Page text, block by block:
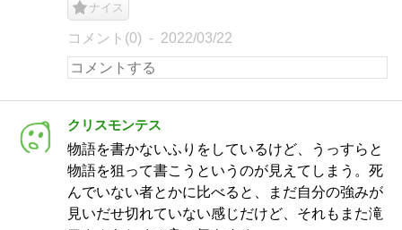
ナイス
コメント(0) 2022/03/22
クリスモンテス
物語を書かないふりをしているけど、うっすらと
物語を狙って書こうというのが見えてしまう。死
んでいない者とかに比べると、まだ自分の強みが
見いだせ切れていない感じだけど、それもまた滝